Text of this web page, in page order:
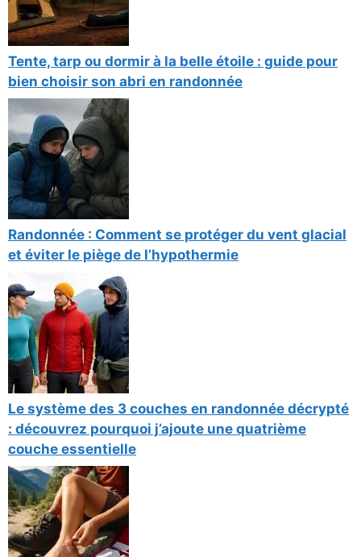
Tente, tarp ou dormir à la belle étoile : guide pour
bien choisir son abri en randonnée
Randonnée : Comment se protéger du vent glacial
et éviter le piège de l’hypothermie
Le système des 3 couches en randonnée décrypté
: découvrez pourquoi j’ajoute une quatrième
couche essentielle